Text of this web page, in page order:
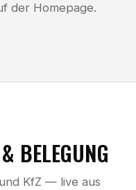
der Homepage.
BELEGUNG
KfZ — live aus